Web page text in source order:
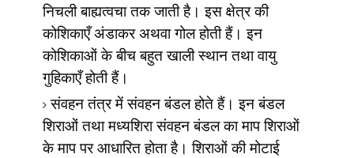
निचली बाह्यत्वचा तक जाती है। इस क्षेत्र की
कोशिकाएँ अंडाकर अथवा गोल होती हैं। इन
कोशिकाओं के बीच बहुत खाली स्थान तथा वायु
गुहिकाएँ होती हैं।
संवहन तंत्र में संवहन बंडल होते हैं। इन बंडल
शिराओं तथा मध्यशिरा संवहन बंडल का माप शिराओं
के माप पर आधारित होता है। शिराओं की मोटाई